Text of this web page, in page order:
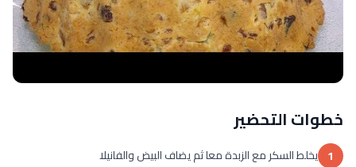
خطوات التحضير
1 يخلط السكر مع الزبدة معا ثم يضاف البيض والفانيلا